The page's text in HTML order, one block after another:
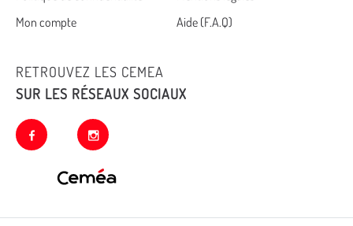
footer
Mon compte
Aide (F.A.Q)
RETROUVEZ LES CEMEA
SUR LES RÉSEAUX SOCIAUX
facebook instagram